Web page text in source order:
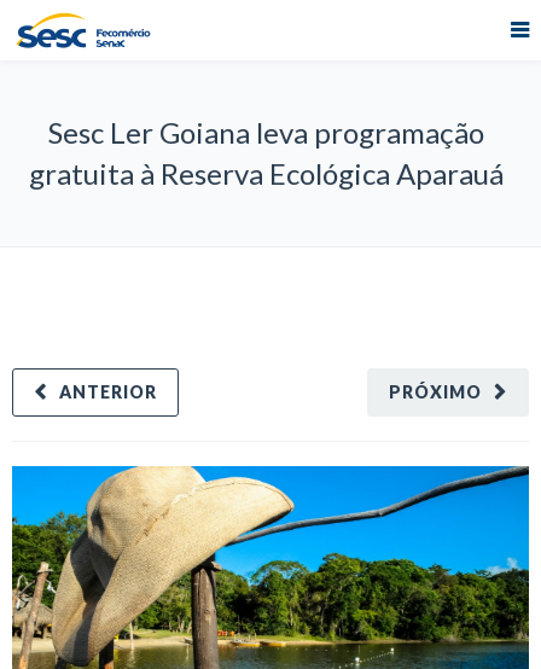
Sesc Ler Goiana leva programação
gratuita à Reserva Ecológica Aparauá
PRÓXIMO
ANTERIOR